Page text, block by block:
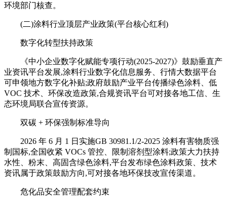
环境部门核查。
(二)涂料行业顶层产业政策(平台核心红利)
数字化转型扶持政策
《中小企业数字化赋能专项行动(2025-2027)》鼓励垂直产
业资讯平台发展,涂料行业数字化信息服务、行情大数据平台
可申领地方数字化补贴;政府鼓励产业平台传播绿色涂料、低
VOC 技术、环保改造政策,合规资讯平台可对接各地工信、生
态环境局联合宣传资源。
双碳 + 环保强制标准导向
2026 年 6 月 1 日实施GB 30981.1/2-2025 涂料有害物质强
制国标,全国收紧 VOCs 管控、限制溶剂型涂料;政策大力扶持
水性、粉末、高固含绿色涂料,平台发布绿色涂料政策、技术
资讯属于政策鼓励方向,可对接各地环保技改宣传渠道。
危化品安全管理配套约束